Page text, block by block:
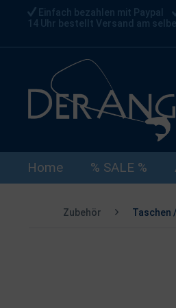
Einfach bezahlen mit Paypal
14 Uhr bestellt Versand am
Home % SALE %
Zubehör Taschen